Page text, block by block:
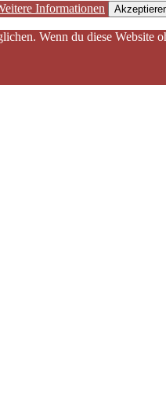
Informationen
Wenn du diese Website